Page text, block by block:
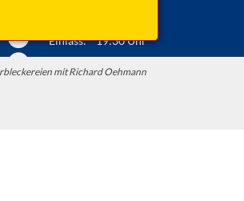
Einlass: 19:30 Uhr
mit Richard Oehmann